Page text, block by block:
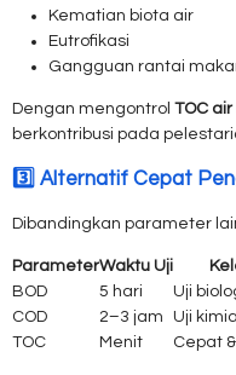
Kematian biota air
Eutrofikasi
Gangguan rantai
Dengan mengontrol TOC
berkontribusi pada
3️⃣ Alternatif Cepat
Dibandingkan parameter
ParameterWaktu Uji
BOD
5 hari
Uji
COD
2–3 jam
Uji kimia
TOC
Menit Cepat